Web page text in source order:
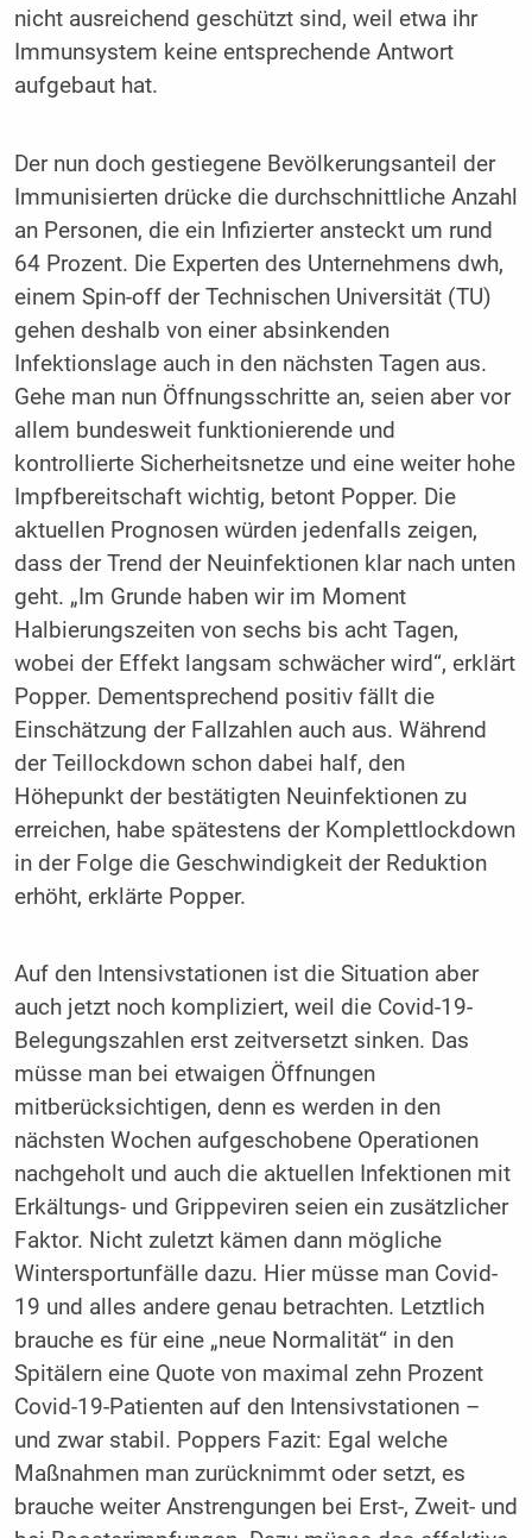
nicht ausreichend geschützt sind, weil etwa ihr
Immunsystem keine entsprechende Antwort
aufgebaut hat.
Der nun doch gestiegene Bevölkerungsanteil der
Immunisierten drücke die durchschnittliche Anzahl
an Personen, die ein Infizierter ansteckt um rund
64 Prozent. Die Experten des Unternehmens dwh,
einem Spin-off der Technischen Universität (TU)
gehen deshalb von einer absinkenden
Infektionslage auch in den nächsten Tagen aus.
Gehe man nun Öffnungsschritte an, seien aber vor
allem bundesweit funktionierende und
kontrollierte Sicherheitsnetze und eine weiter hohe
Impfbereitschaft wichtig, betont Popper. Die
aktuellen Prognosen würden jedenfalls zeigen,
dass der Trend der Neuinfektionen klar nach unten
geht. „Im Grunde haben wir im Moment
Halbierungszeiten von sechs bis acht Tagen,
wobei der Effekt langsam schwächer wird“, erklärt
Popper. Dementsprechend positiv fällt die
Einschätzung der Fallzahlen auch aus. Während
der Teillockdown schon dabei half, den
Höhepunkt der bestätigten Neuinfektionen zu
erreichen, habe spätestens der Komplettlockdown
in der Folge die Geschwindigkeit der Reduktion
erhöht, erklärte Popper.
Auf den Intensivstationen ist die Situation aber
auch jetzt noch kompliziert, weil die Covid-19-
Belegungszahlen erst zeitversetzt sinken. Das
müsse man bei etwaigen Öffnungen
mitberücksichtigen, denn es werden in den
nächsten Wochen aufgeschobene Operationen
nachgeholt und auch die aktuellen Infektionen mit
Erkältungs- und Grippeviren seien ein zusätzlicher
Faktor. Nicht zuletzt kämen dann mögliche
Wintersportunfälle dazu. Hier müsse man Covid-
19 und alles andere genau betrachten. Letztlich
brauche es für eine „neue Normalität“ in den
Spitälern eine Quote von maximal zehn Prozent
Covid-19-Patienten auf den Intensivstationen –
und zwar stabil. Poppers Fazit: Egal welche
Maßnahmen man zurücknimmt oder setzt, es
brauche weiter Anstrengungen bei Erst-, Zweit- und